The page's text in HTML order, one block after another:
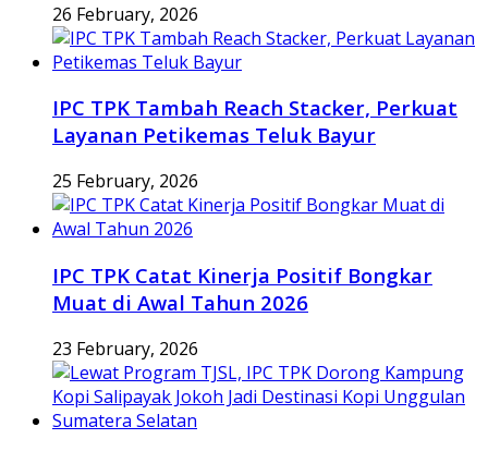
26 February, 2026
IPC TPK Tambah Reach Stacker, Perkuat
Layanan Petikemas Teluk Bayur
25 February, 2026
IPC TPK Catat Kinerja Positif Bongkar
Muat di Awal Tahun 2026
23 February, 2026